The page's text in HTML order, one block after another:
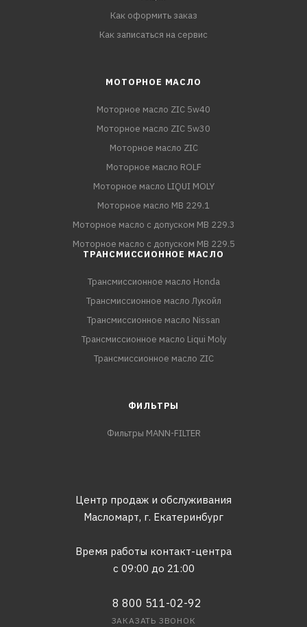
Как оформить заказ
Как записаться на сервис
МОТОРНОЕ МАСЛО
Моторное масло ZIC 5w40
Моторное масло ZIC 5w30
Моторное масло ZIC
Моторное масло ROLF
Моторное масло LIQUI MOLY
Моторное масло MB 229.1
Моторное масло с допуском MB 229.3
Моторное масло с допуском MB 229.5
ТРАНСМИССИОННОЕ МАСЛО
Трансмиссионное масло Honda
Трансмиссионное масло Лукойл
Трансмиссионное масло Nissan
Трансмиссионное масло Liqui Moly
Трансмиссионное масло ZIC
ФИЛЬТРЫ
Фильтры MANN-FILTER
Центр продаж и обслуживания
Масломарт, г. Екатеринбург
Время работы контакт-центра
с 09:00 до 21:00
8 800 511-02-92
ЗАКАЗАТЬ ЗВОНОК